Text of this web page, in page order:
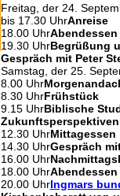
Freitag, der 24.
bis 17.30 UhrAnreise
18.00 UhrAbendessen
19.30 UhrBegrüßung
Gespräch mit Peter
Samstag, der 25.
8.00 Uhr
8.30 UhrFrühstück
9.15 UhrBiblische
12.30 UhrMittagessen
14.30 UhrGespräch
16.00 Uhr
18.00 UhrAbendessen
20.00 UhrIngmars